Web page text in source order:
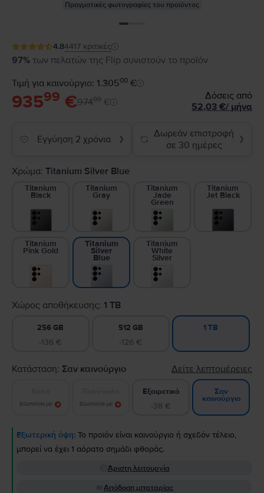
Πραγματικές φωτογραφίες του προϊόντος
4.84417 κριτικές
97% των πελατών της Flip συνιστούν το προϊόν
Τιμή για καινούργιο: 1.30500 €
93599 €97499 €
Δόσεις από
52,03 €/ μήνα
Εγγύηση 2 χρόνια ❯
Δωρεάν επιστροφή
σε 30 ημέρες
❯
Χρώμα: Titanium Silver Blue
Titanium
Black
Titanium
Gray
Titanium
Jade
Green
Titanium
Jet Black
Titanium
Pink Gold
Titanium
Silver
Blue
Titanium
White
Silver
Χώρος αποθήκευσης: 1 TB
256 GB
-136 €
512 GB
-126 €
1 TB
Κατάσταση: Σαν καινούργιο Δείτε λεπτομέρειες
Ειδοποίησε με! Ειδοποίησε με!
Εξαιρετικό
-38 €
Σαν
καινούργιο
Εξωτερική όψη: Το προϊόν είναι καινούργιο ή σχεδόν τέλειο,
μπορεί να έχει 1 αόρατο σημάδι φθοράς.
Άριστη λειτουργία
Απόδοση μπαταρίας